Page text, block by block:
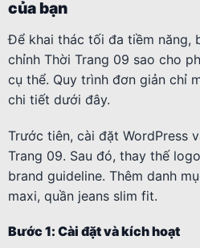
của bạn
Để khai thác tối đa tiềm năng,
chỉnh Thời Trang 09 sao cho
cụ thể. Quy trình đơn giản chỉ
chi tiết dưới đây.
Trước tiên, cài đặt WordPress
Trang 09. Sau đó, thay thế
brand guideline. Thêm danh
maxi, quần jeans slim fit.
Bước 1: Cài đặt và kích hoạt